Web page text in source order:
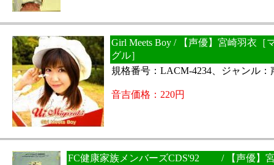
Girl Meets Boy / 【声優】宮崎羽衣［
グル］
規格番号：LACM-4234、ジャンル：
音吉価格：220円
FC健康家族メンバーズCDS'92 / 【声優】